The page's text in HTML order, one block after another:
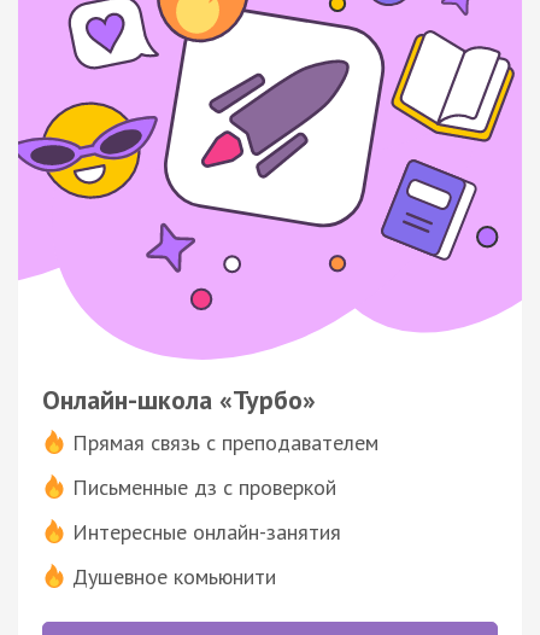
Онлайн-школа «Турбо»
Прямая связь с преподавателем
Письменные дз с проверкой
Интересные онлайн-занятия
Душевное комьюнити